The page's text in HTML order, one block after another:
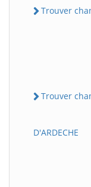
Trouver
Trouver
D'ARDECHE